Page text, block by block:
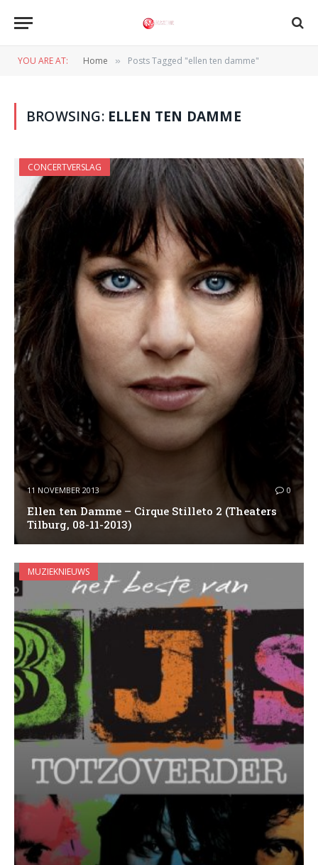
YOU ARE AT: Home » Posts Tagged "ellen ten damme"
BROWSING: ELLEN TEN DAMME
CONCERTVERSLAG
11 NOVEMBER 2013 0
Ellen ten Damme – Cirque Stilleto 2 (Theaters
Tilburg, 08-11-2013)
MUZIEKNIEUWS